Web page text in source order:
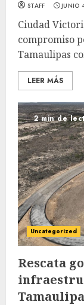
STAFF JUNIO
Ciudad
compromiso
Tamaulipas
LEER MÁS
2 min de
Uncategorized
Rescata